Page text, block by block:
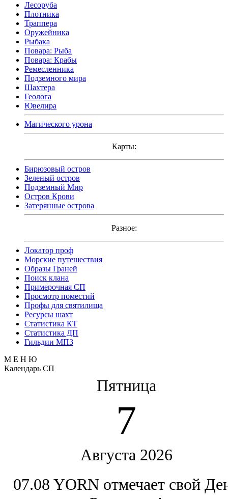
Лесоруба
Плотника
Траппера
Оружейника
Рыбака
Повара: Рыба
Повара: Крабы
Ремесленника
Подземного мира
Шахтера
Геолога
Ювелира
Магического урона
Карты:
Бирюзовый остров
Зеленый остров
Подземный Мир
Остров Крови
Затерянные острова
Разное:
Локатор проф
Морские путешествия
Образы Граней
Поиск клана
Примерочная СП
Просмотр поместий
Профы для святилища
Ресурсы шахт
Статистика КТ
Статистика ДП
Гильдии МП3
М Е Н Ю
Календарь СП
Пятница
7
Августа 2026
07.08 YORN отмечает свой